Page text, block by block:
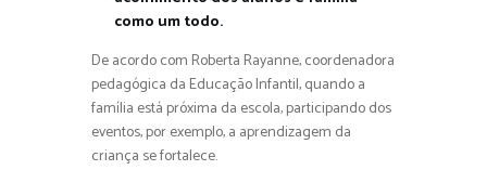
como um todo.
De acordo com Roberta Rayanne, coordenadora
pedagógica da Educação Infantil, quando a
família está próxima da escola, participando dos
eventos, por exemplo, a aprendizagem da
criança se fortalece.